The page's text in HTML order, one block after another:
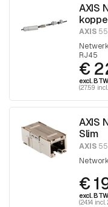
AXIS
AXIS
RJ45
€
excl. BTW
(27.59
AXIS
Slim
AXIS
€
excl. BTW
(24.14 incl.